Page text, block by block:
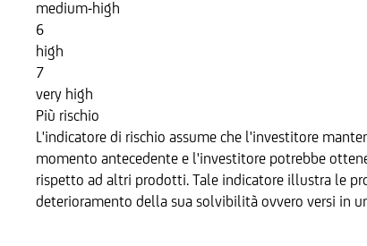
medium-high
6
high
7
very high
Più rischio
L'indicatore di rischio assume che l'investitore
momento antecedente e l'investitore potrebbe
rispetto ad altri prodotti. Tale indicatore illustra le
deterioramento della sua solvibilità ovvero versi in